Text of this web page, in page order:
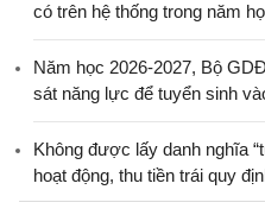
có trên hệ thống trong năm
Năm học 2026-2027, Bộ
sát năng lực để tuyển sinh
Không được lấy danh nghĩa
hoạt động, thu tiền trái quy